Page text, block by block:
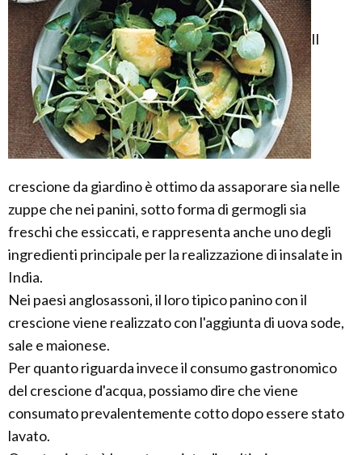
Il
crescione da giardino è ottimo da assaporare sia nelle
zuppe che nei panini, sotto forma di germogli sia
freschi che essiccati, e rappresenta anche uno degli
ingredienti principale per la realizzazione di insalate in
India.
Nei paesi anglosassoni, il loro tipico panino con il
crescione viene realizzato con l'aggiunta di uova sode,
sale e maionese.
Per quanto riguarda invece il consumo gastronomico
del crescione d'acqua, possiamo dire che viene
consumato prevalentemente cotto dopo essere stato
lavato.